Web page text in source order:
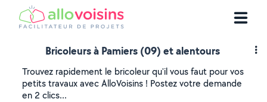
Bricoleurs à Pamiers (09) et alentours
Trouvez rapidement le bricoleur qu'il vous faut pour vos
petits travaux avec AlloVoisins ! Postez votre demande
en 2 clics...